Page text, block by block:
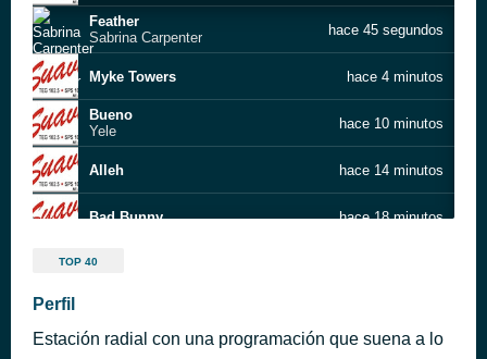
Feather
Sabrina Carpenter
hace 45 segundos
Myke Towers hace 4 minutos
Bueno
Yele
hace 10 minutos
Alleh hace 14 minutos
Bad Bunny hace 18 minutos
Armin van Buuren
TOP 40
Perfil
Estación radial con una programación que suena a lo